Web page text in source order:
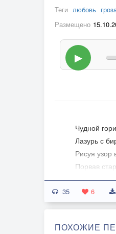
Теги любовь
Размещено
▶
Чудной
Лазурь с
Рисуя узор
Порвав
Дождь по
Солнце
Сошли
35 6
ПОХОЖИЕ